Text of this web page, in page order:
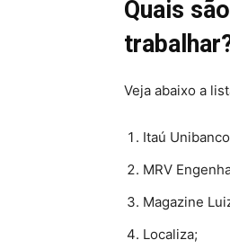
Quais
Veja abaixo a
Itaú
MRV
Magazine
Localiza;